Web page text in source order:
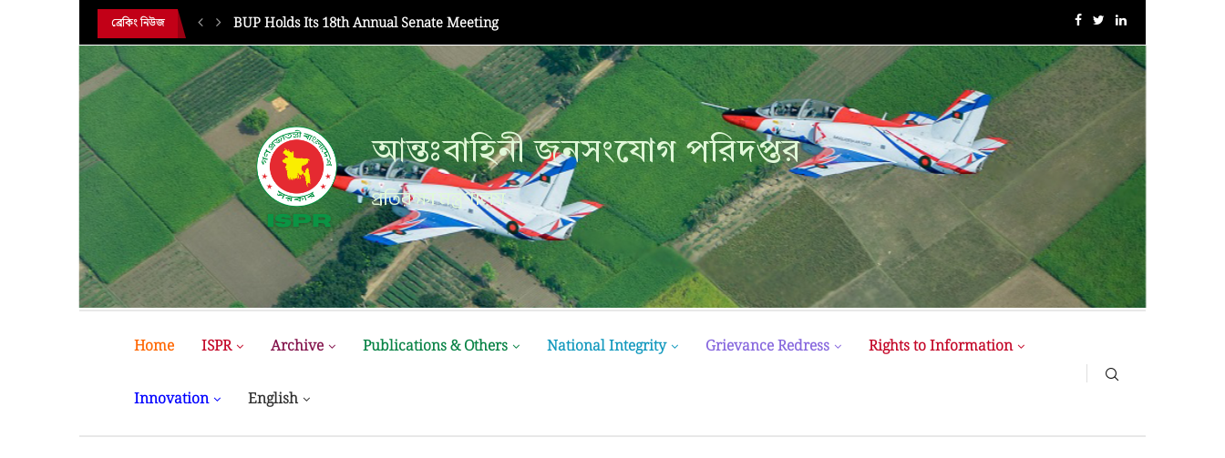
ব্রেকিং নিউজ BUP Holds Its 18th Annual Senate Meeting MIST MAVIROV Crowned as Champion at MATE ROV...
আন্তঃবাহিনী জনসংযোগ পরিদপ্তর
প্রতিরক্ষা মন্ত্রণালয়
Home ISPR Archive Publications & Others National Integrity Grievance Redress Rights to Information
Innovation English